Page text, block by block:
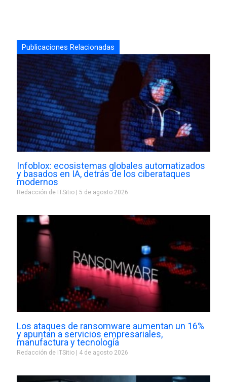
Publicaciones Relacionadas
Infoblox: ecosistemas globales automatizados
y basados en IA, detrás de los ciberataques
modernos
Redacción de ITSitio 5 de agosto 2026
Los ataques de ransomware aumentan un 16%
y apuntan a servicios empresariales,
manufactura y tecnología
Redacción de ITSitio 4 de agosto 2026